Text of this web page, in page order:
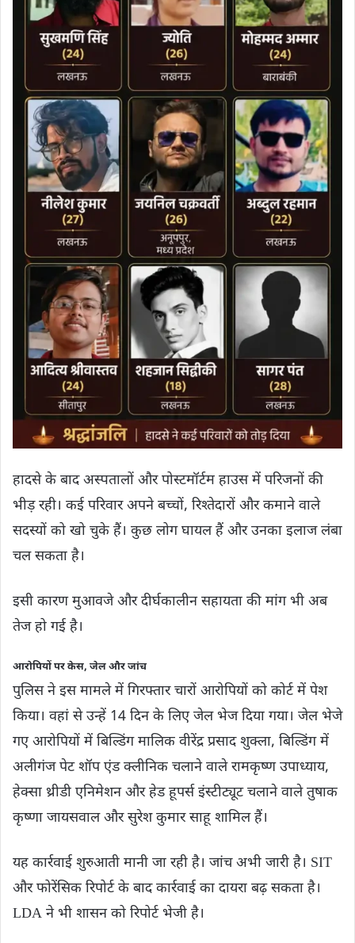
हादसे के बाद अस्पतालों और पोस्टमॉर्टम हाउस में परिजनों की
भीड़ रही। कई परिवार अपने बच्चों, रिश्तेदारों और कमाने वाले
सदस्यों को खो चुके हैं। कुछ लोग घायल हैं और उनका इलाज लंबा
चल सकता है।
इसी कारण मुआवजे और दीर्घकालीन सहायता की मांग भी अब
तेज हो गई है।
आरोपियों पर केस, जेल और जांच
पुलिस ने इस मामले में गिरफ्तार चारों आरोपियों को कोर्ट में पेश
किया। वहां से उन्हें 14 दिन के लिए जेल भेज दिया गया। जेल भेजे
गए आरोपियों में बिल्डिंग मालिक वीरेंद्र प्रसाद शुक्ला, बिल्डिंग में
अलीगंज पेट शॉप एंड क्लीनिक चलाने वाले रामकृष्ण उपाध्याय,
हेक्सा थ्रीडी एनिमेशन और हेड हूपर्स इंस्टीट्यूट चलाने वाले तुषाक
कृष्णा जायसवाल और सुरेश कुमार साहू शामिल हैं।
यह कार्रवाई शुरुआती मानी जा रही है। जांच अभी जारी है। SIT
और फोरेंसिक रिपोर्ट के बाद कार्रवाई का दायरा बढ़ सकता है।
LDA ने भी शासन को रिपोर्ट भेजी है।